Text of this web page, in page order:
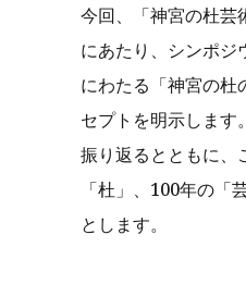
今回、「神宮の杜芸
にあたり、シンポジ
にわたる「神宮の杜
セプトを明示します
振り返るとともに、
「杜」、100年の「
とします。